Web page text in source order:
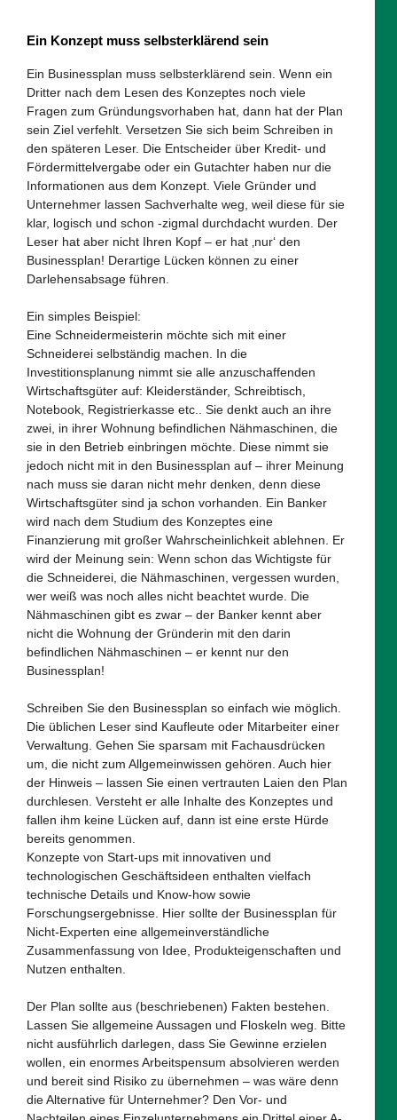
Ein Konzept muss selbsterklärend sein
Ein Businessplan muss selbsterklärend sein. Wenn ein
Dritter nach dem Lesen des Konzeptes noch viele
Fragen zum Gründungsvorhaben hat, dann hat der Plan
sein Ziel verfehlt. Versetzen Sie sich beim Schreiben in
den späteren Leser. Die Entscheider über Kredit- und
Fördermittelvergabe oder ein Gutachter haben nur die
Informationen aus dem Konzept. Viele Gründer und
Unternehmer lassen Sachverhalte weg, weil diese für sie
klar, logisch und schon -zigmal durchdacht wurden. Der
Leser hat aber nicht Ihren Kopf – er hat ‚nur‘ den
Businessplan! Derartige Lücken können zu einer
Darlehensabsage führen.
Ein simples Beispiel:
Eine Schneidermeisterin möchte sich mit einer
Schneiderei selbständig machen. In die
Investitionsplanung nimmt sie alle anzuschaffenden
Wirtschaftsgüter auf: Kleiderständer, Schreibtisch,
Notebook, Registrierkasse etc.. Sie denkt auch an ihre
zwei, in ihrer Wohnung befindlichen Nähmaschinen, die
sie in den Betrieb einbringen möchte. Diese nimmt sie
jedoch nicht mit in den Businessplan auf – ihrer Meinung
nach muss sie daran nicht mehr denken, denn diese
Wirtschaftsgüter sind ja schon vorhanden. Ein Banker
wird nach dem Studium des Konzeptes eine
Finanzierung mit großer Wahrscheinlichkeit ablehnen. Er
wird der Meinung sein: Wenn schon das Wichtigste für
die Schneiderei, die Nähmaschinen, vergessen wurden,
wer weiß was noch alles nicht beachtet wurde. Die
Nähmaschinen gibt es zwar – der Banker kennt aber
nicht die Wohnung der Gründerin mit den darin
befindlichen Nähmaschinen – er kennt nur den
Businessplan!
Schreiben Sie den Businessplan so einfach wie möglich.
Die üblichen Leser sind Kaufleute oder Mitarbeiter einer
Verwaltung. Gehen Sie sparsam mit Fachausdrücken
um, die nicht zum Allgemeinwissen gehören. Auch hier
der Hinweis – lassen Sie einen vertrauten Laien den Plan
durchlesen. Versteht er alle Inhalte des Konzeptes und
fallen ihm keine Lücken auf, dann ist eine erste Hürde
bereits genommen.
Konzepte von Start-ups mit innovativen und
technologischen Geschäftsideen enthalten vielfach
technische Details und Know-how sowie
Forschungsergebnisse. Hier sollte der Businessplan für
Nicht-Experten eine allgemeinverständliche
Zusammenfassung von Idee, Produkteigenschaften und
Nutzen enthalten.
Der Plan sollte aus (beschriebenen) Fakten bestehen.
Lassen Sie allgemeine Aussagen und Floskeln weg. Bitte
nicht ausführlich darlegen, dass Sie Gewinne erzielen
wollen, ein enormes Arbeitspensum absolvieren werden
und bereit sind Risiko zu übernehmen – was wäre denn
die Alternative für Unternehmer? Den Vor- und